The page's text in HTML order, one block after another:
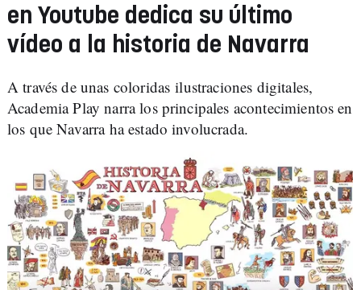
en Youtube dedica su último
vídeo a la historia de Navarra
A través de unas coloridas ilustraciones digitales,
Academia Play narra los principales acontecimientos en
los que Navarra ha estado involucrada.